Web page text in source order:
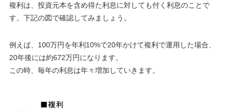
複利は、投資元本を含め得た利息に対しても付く利息のことで
す。下記の図で確認してみましょう。
例えば、100万円を年利10%で20年かけて複利で運用した場合、
20年後には約672万円になります。
この時、毎年の利息は年々増加していきます。